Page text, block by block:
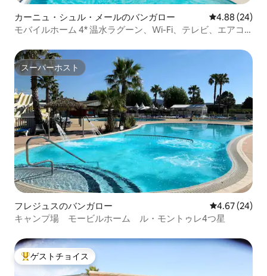
カーニュ・シュル・メールのバンガロー レビュー24
4.88 (24)
モバイルホーム 4* 温水ラグーン、Wi-Fi、テレビ、エアコ
スーパーホスト
スーパーホスト
フレジュスのバンガロー レビュー24
4.67 (24)
キャンプ場 モービルホーム ル・モントゥレ4つ星
大好評のゲストチョイスです。
ゲストチョイス